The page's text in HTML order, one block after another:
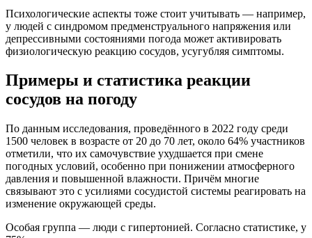
Психологические аспекты тоже стоит учитывать — например,
у людей с синдромом предменструального напряжения или
депрессивными состояниями погода может активировать
физиологическую реакцию сосудов, усугубляя симптомы.
Примеры и статистика реакции
сосудов на погоду
По данным исследования, проведённого в 2022 году среди
1500 человек в возрасте от 20 до 70 лет, около 64% участников
отметили, что их самочувствие ухудшается при смене
погодных условий, особенно при понижении атмосферного
давления и повышенной влажности. Причём многие
связывают это с усилиями сосудистой системы реагировать на
изменение окружающей среды.
Особая группа — люди с гипертонией. Согласно статистике, у